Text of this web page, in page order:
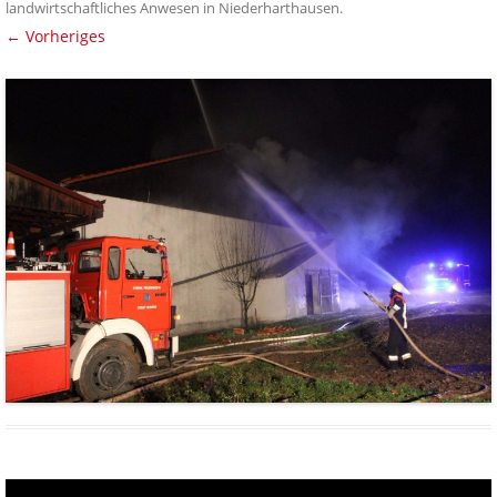
landwirtschaftliches Anwesen in Niederharthausen.
← Vorheriges